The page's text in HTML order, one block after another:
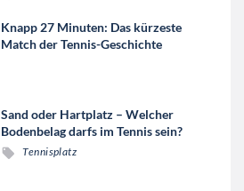
Knapp 27 Minuten: Das kürzeste
Match der Tennis-Geschichte
Sand oder Hartplatz – Welcher
Bodenbelag darfs im Tennis sein?
Tennisplatz